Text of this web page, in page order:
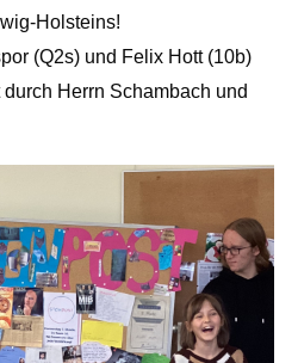
Holsteins!
(Q2s) und Felix Hott (10b)
Herrn Schambach und